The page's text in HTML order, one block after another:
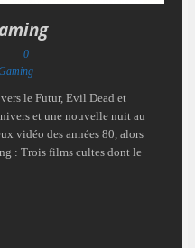
0
le Futur, Evil Dead et
et une nouvelle nuit au
vidéo des années 80, alors
: Trois films cultes dont le